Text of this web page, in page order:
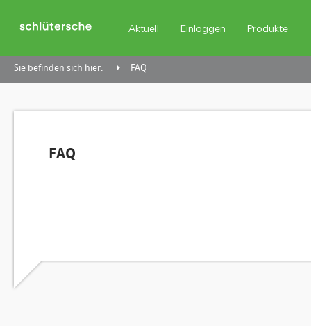
Aktuell Einloggen Produkte
Sie befinden sich hier: FAQ
FAQ